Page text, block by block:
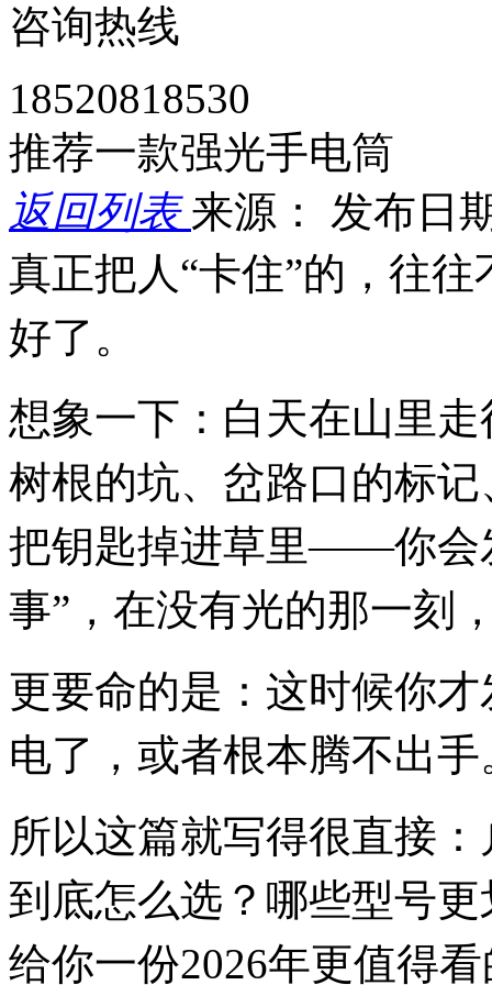
咨询热线
18520818530
推荐一款强光手电筒
返回列表来源： 发布日
真正把人“卡住”的，往
好了。
想象一下：白天在山里
树根的坑、岔路口的标
把钥匙掉进草里——你会
事”，在没有光的那一刻
更要命的是：这时候你
电了，或者根本腾不出手
所以这篇就写得很直接
到底怎么选？哪些型号
给你一份2026年更值得